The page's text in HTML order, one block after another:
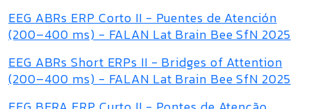
EEG ABRs ERP Corto II - Puentes de Atención
(200–400 ms) - FALAN Lat Brain Bee SfN 2025
EEG ABRs Short ERPs II - Bridges of Attention
(200–400 ms) - FALAN Lat Brain Bee SfN 2025